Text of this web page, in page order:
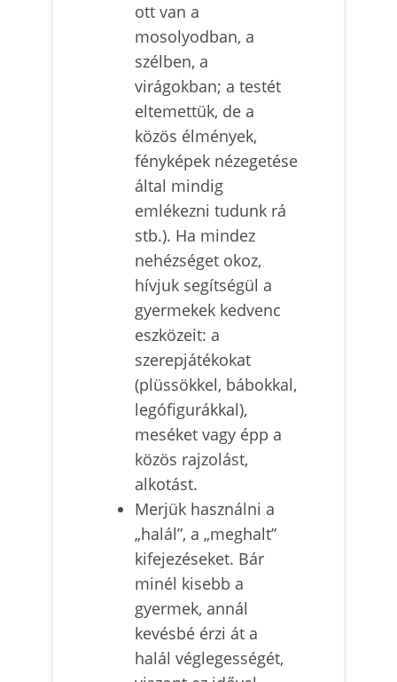
ott van a
mosolyodban, a
szélben, a
virágokban; a testét
eltemettük, de a
közös élmények,
fényképek nézegetése
által mindig
emlékezni tudunk rá
stb.). Ha mindez
nehézséget okoz,
hívjuk segítségül a
gyermekek kedvenc
eszközeit: a
szerepjátékokat
(plüssökkel, bábokkal,
legófigurákkal),
meséket vagy épp a
közös rajzolást,
alkotást.
Merjük használni a
„halál”, a „meghalt”
kifejezéseket. Bár
minél kisebb a
gyermek, annál
kevésbé érzi át a
halál véglegességét,